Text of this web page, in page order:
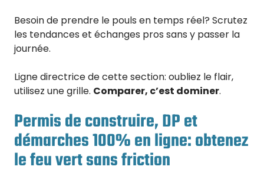
Besoin de prendre le pouls en temps réel? Scrutez
les tendances et échanges pros sans y passer la
journée.
Ligne directrice de cette section: oubliez le flair,
utilisez une grille. Comparer, c’est dominer.
Permis de construire, DP et
démarches 100% en ligne: obtenez
le feu vert sans friction